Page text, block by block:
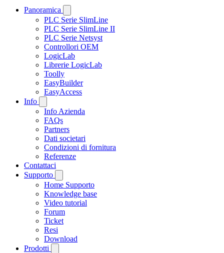
Panoramica
PLC Serie SlimLine
PLC Serie SlimLine II
PLC Serie Netsyst
Controllori OEM
LogicLab
Librerie LogicLab
Toolly
EasyBuilder
EasyAccess
Info
Info Azienda
FAQs
Partners
Dati societari
Condizioni di fornitura
Referenze
Contattaci
Supporto
Home Supporto
Knowledge base
Video tutorial
Forum
Ticket
Resi
Download
Prodotti